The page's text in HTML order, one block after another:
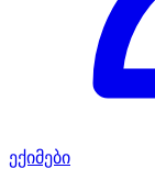
ექიმები